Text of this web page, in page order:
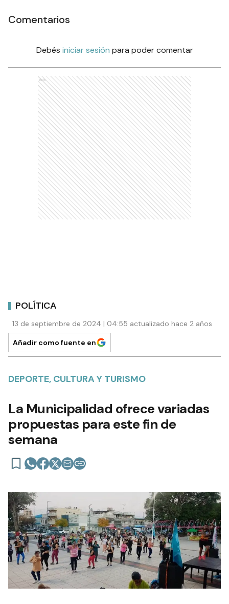
Comentarios
Debés iniciar sesión para poder comentar
Ads
POLÍTICA
13 de septiembre de 2024 | 04:55 actualizado hace 2 años
Añadir como fuente en
DEPORTE, CULTURA Y TURISMO
La Municipalidad ofrece variadas
propuestas para este fin de
semana